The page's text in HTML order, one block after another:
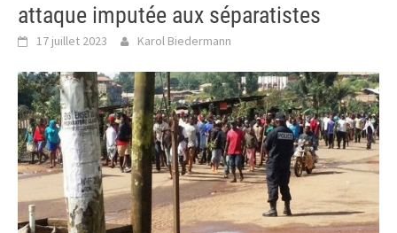
attaque imputée aux séparatistes
17 juillet 2023 Karol Biedermann